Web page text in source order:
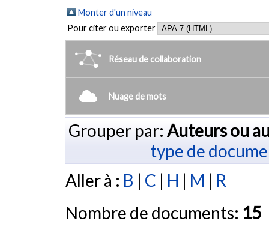
Monter d'un niveau
Pour citer ou exporter
Réseau de collaboration
Nuage de mots
Grouper par: Auteurs ou
type de
Aller à : B | C | H | M | R
Nombre de documents: 15